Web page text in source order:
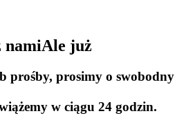
namiAle już
prośby, prosimy o swobodny
w ciągu 24 godzin.